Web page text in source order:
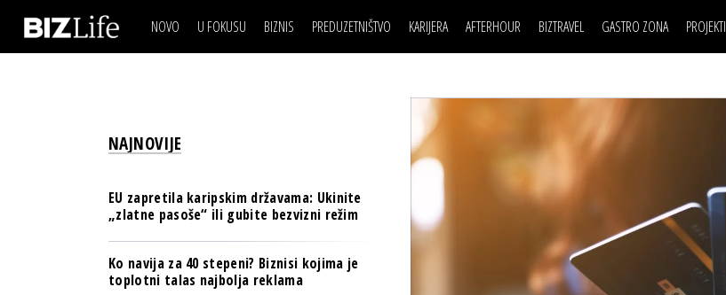
NOVO U FOKUSU BIZNIS
BREND I KOMUNIKACIJE
BANKE
OSIGURANJE
TECH I AI
PREDUZETNIŠTVO KARIJERA
USAVRŠAVANJE
KNOW-HOW
AFTERHOUR
AUTO SVET
WELLBEING
BIZTRAVEL GASTRO ZONA PROJEKTI
BIZBENDOVI
BIZKOLEGIJUM
BMW BIZNIS LIGA
IZJAVA DANABIZNIS SCENA
BREND I KOMUNIKACIJE
OSIGURANJE
TECH I AI
PULS REGIONA
POSAO
MOJ UGAO
USAVRŠAVANJE
KNOW-HOW
FILM I SCENA
AUTO SVET
WELLBEING
NAJKOLEGA
30 ISPOD 30
BIZKOLEGIJUM
BMW BIZNIS LIGA
BIZLIFE WEEK
IZJAVA GODINE
NAJNOVIJE
EU zapretila karipskim državama: Ukinite
„zlatne pasoše“ ili gubite bezvizni režim
Ko navija za 40 stepeni? Biznisi kojima je
toplotni talas najbolja reklama